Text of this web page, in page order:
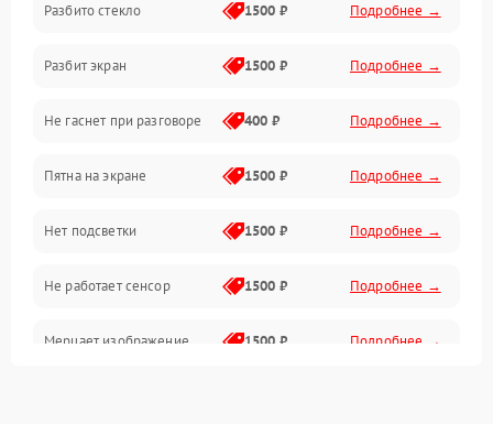
Камеры
Проблемы с дисплеем и сенсором
Зарядка
Проблемы с питанием, зарядкой и аккумулятором
Проблемы с работой системы, корпусом и другие
Разбито стекло 1500 ₽ Подробнее →
Разбит экран 1500 ₽ Подробнее →
Не гаснет при разговоре 400 ₽ Подробнее →
Пятна на экране 1500 ₽ Подробнее →
Нет подсветки 1500 ₽ Подробнее →
Не работает сенсор 1500 ₽ Подробнее →
Мерцает изображение 1500 ₽ Подробнее →